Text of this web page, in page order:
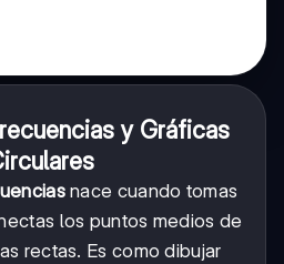
y Gráficas
nace cuando tomas
los puntos medios de
rectas. Es como dibujar